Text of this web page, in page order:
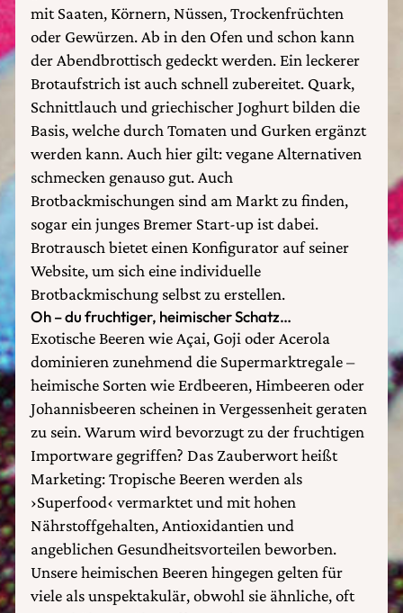
mit Saaten, Körnern, Nüssen, Trockenfrüchten
oder Gewürzen. Ab in den Ofen und schon kann
der Abendbrottisch gedeckt werden. Ein leckerer
Brotaufstrich ist auch schnell zubereitet. Quark,
Schnittlauch und griechischer Joghurt bilden die
Basis, welche durch Tomaten und Gurken ergänzt
werden kann. Auch hier gilt: vegane Alternativen
schmecken genauso gut. Auch
Brotbackmischungen sind am Markt zu finden,
sogar ein junges Bremer Start-up ist dabei.
Brotrausch bietet einen Konfigurator auf seiner
Website, um sich eine individuelle
Brotbackmischung selbst zu erstellen.
Oh – du fruchtiger, heimischer Schatz…
Exotische Beeren wie Açai, Goji oder Acerola
dominieren zunehmend die Supermarktregale –
heimische Sorten wie Erdbeeren, Himbeeren oder
Johannisbeeren scheinen in Vergessenheit geraten
zu sein. Warum wird bevorzugt zu der fruchtigen
Importware gegriffen? Das Zauberwort heißt
Marketing: Tropische Beeren werden als
›Superfood‹ vermarktet und mit hohen
Nährstoffgehalten, Antioxidantien und
angeblichen Gesundheitsvorteilen beworben.
Unsere heimischen Beeren hingegen gelten für
viele als unspektakulär, obwohl sie ähnliche, oft